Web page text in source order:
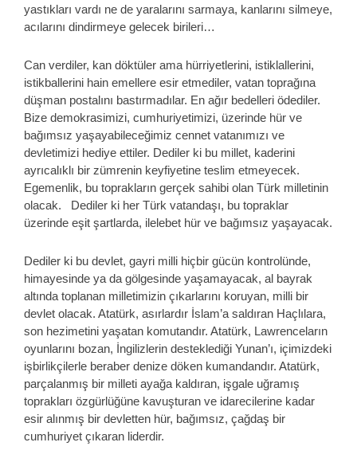
yastıkları vardı ne de yaralarını sarmaya, kanlarını silmeye,
acılarını dindirmeye gelecek birileri…
Can verdiler, kan döktüler ama hürriyetlerini, istiklallerini,
istikballerini hain emellere esir etmediler, vatan toprağına
düşman postalını bastırmadılar. En ağır bedelleri ödediler.
Bize demokrasimizi, cumhuriyetimizi, üzerinde hür ve
bağımsız yaşayabileceğimiz cennet vatanımızı ve
devletimizi hediye ettiler. Dediler ki bu millet, kaderini
ayrıcalıklı bir zümrenin keyfiyetine teslim etmeyecek.
Egemenlik, bu toprakların gerçek sahibi olan Türk milletinin
olacak. Dediler ki her Türk vatandaşı, bu topraklar
üzerinde eşit şartlarda, ilelebet hür ve bağımsız yaşayacak.
Dediler ki bu devlet, gayri milli hiçbir gücün kontrolünde,
himayesinde ya da gölgesinde yaşamayacak, al bayrak
altında toplanan milletimizin çıkarlarını koruyan, milli bir
devlet olacak. Atatürk, asırlardır İslam’a saldıran Haçlılara,
son hezimetini yaşatan komutandır. Atatürk, Lawrenceların
oyunlarını bozan, İngilizlerin desteklediği Yunan’ı, içimizdeki
işbirlikçilerle beraber denize döken kumandandır. Atatürk,
parçalanmış bir milleti ayağa kaldıran, işgale uğramış
toprakları özgürlüğüne kavuşturan ve idarecilerine kadar
esir alınmış bir devletten hür, bağımsız, çağdaş bir
cumhuriyet çıkaran liderdir.